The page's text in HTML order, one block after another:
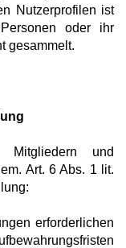
Nutzerprofilen ist
oder ihr
gesammelt.
und
Art. 6 Abs. 1 lit.
erforderlichen